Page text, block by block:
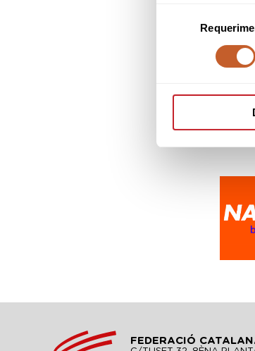
consentiment
FEDERACIÓ